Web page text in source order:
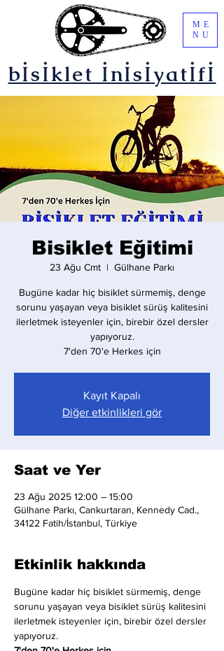
bİsİklet İnİsİyatİfİ
ME
NU
Bisiklet Eğitimi
23 Ağu Cmt
  |
Gülhane Parkı
Bugüne kadar hiç bisiklet sürmemiş, denge
sorunu yaşayan veya bisiklet sürüş kalitesini
ilerletmek isteyenler için, birebir özel dersler
yapıyoruz.
7'den 70'e Herkes için
Kayıt Kapalı
Diğer etkinlikleri gör
Saat ve Yer
23 Ağu 2025 12:00 – 15:00
Gülhane Parkı, Cankurtaran, Kennedy Cad.,
34122 Fatih/İstanbul, Türkiye
Etkinlik hakkında
Bugüne kadar hiç bisiklet sürmemiş, denge
sorunu yaşayan veya bisiklet sürüş kalitesini
ilerletmek isteyenler için, birebir özel dersler
yapıyoruz.